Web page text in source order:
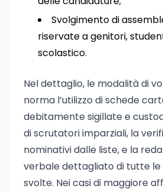
Svolgimento di
riservate a genitori,
scolastico.
Nel dettaglio, le modalità di
norma l’utilizzo di schede
debitamente sigillate e
di scrutatori imparziali, la
nominativi dalle liste, e la
verbale dettagliato di tutte le
svolte. Nei casi di maggiore